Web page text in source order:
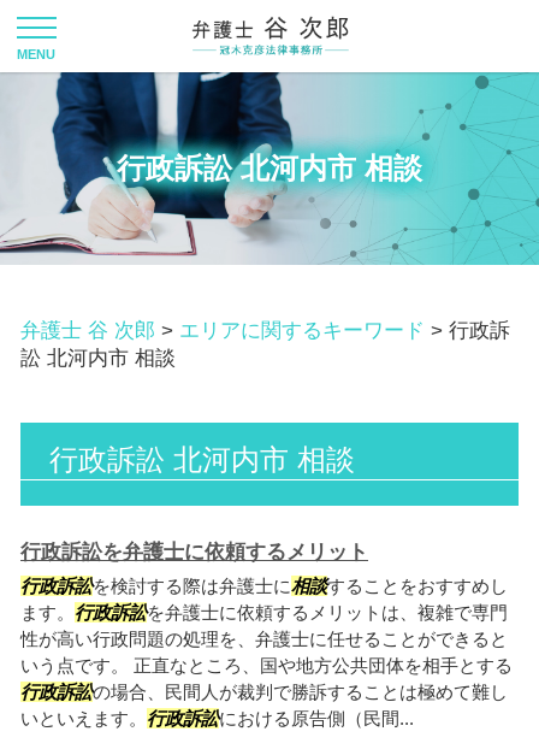
行政訴訟 北河内市 相談
弁護士 谷 次郎 > エリアに関するキーワード > 行政訴
訟 北河内市 相談
行政訴訟 北河内市 相談
行政訴訟を弁護士に依頼するメリット
行政訴訟を検討する際は弁護士に相談することをおすすめし
ます。 行政訴訟を弁護士に依頼するメリットは、複雑で専門
性が高い行政問題の処理を、弁護士に任せることができると
いう点です。 正直なところ、国や地方公共団体を相手とする
行政訴訟の場合、民間人が裁判で勝訴することは極めて難し
いといえます。 行政訴訟における原告側（民間...